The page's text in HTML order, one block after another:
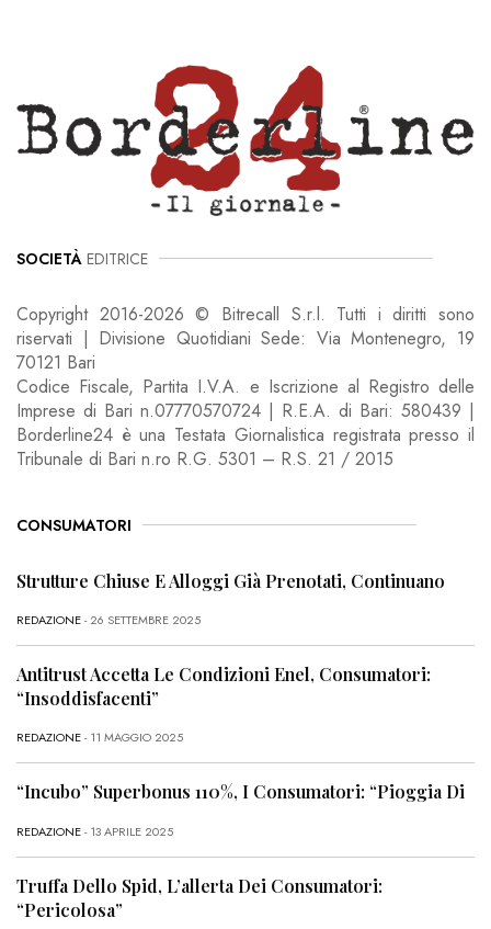
SOCIETÀ EDITRICE
Copyright 2016-2026 © Bitrecall S.r.l. Tutti i diritti sono
riservati | Divisione Quotidiani Sede: Via Montenegro, 19
70121 Bari
Codice Fiscale, Partita I.V.A. e Iscrizione al Registro delle
Imprese di Bari n.07770570724 | R.E.A. di Bari: 580439 |
Borderline24 è una Testata Giornalistica registrata presso il
Tribunale di Bari n.ro R.G. 5301 – R.S. 21 / 2015
CONSUMATORI
Strutture Chiuse E Alloggi Già Prenotati, Continuano
REDAZIONE- 26 SETTEMBRE 2025
Antitrust Accetta Le Condizioni Enel, Consumatori:
“Insoddisfacenti”
REDAZIONE- 11 MAGGIO 2025
“Incubo” Superbonus 110%, I Consumatori: “Pioggia Di
REDAZIONE- 13 APRILE 2025
Truffa Dello Spid, L’allerta Dei Consumatori:
“Pericolosa”